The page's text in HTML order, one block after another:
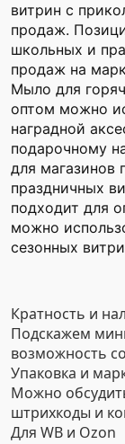
витрин с
продаж.
школьных и
продаж на
Мыло для
оптом можно
наградной
подарочному
для магазинов
праздничных
подходит для
можно
сезонных
Кратность и
Подскажем
возможность
Упаковка и
Можно
штрихкоды и
Для WB и Ozon